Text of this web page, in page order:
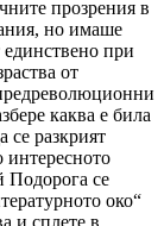
прозрения в
но имаше
единствено при
от
каква е била
се разкрият
интересното
Подорога се
око“